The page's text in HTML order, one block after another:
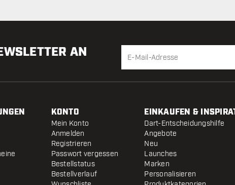
AN
KONTO
Mein Konto
Anmelden
Registrieren
Passwort vergessen
Bestellstatus
Bestellverlauf
EINKAUFEN &
Dart-Entscheidungshilfe
Angebote
Neu
Launches
Marken
Personalisieren